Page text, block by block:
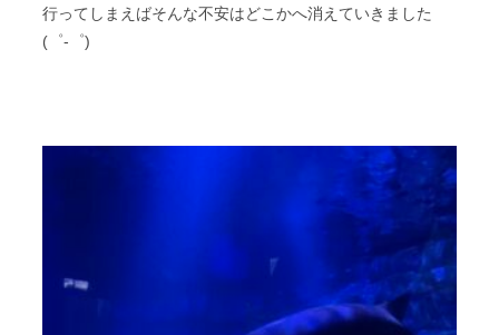
行ってしまえばそんな不安はどこかへ消えていきました
(゜-゜)